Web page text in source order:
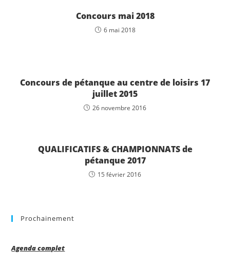
Concours mai 2018
6 mai 2018
Concours de pétanque au centre de loisirs 17
juillet 2015
26 novembre 2016
QUALIFICATIFS & CHAMPIONNATS de
pétanque 2017
15 février 2016
Prochainement
Agenda complet